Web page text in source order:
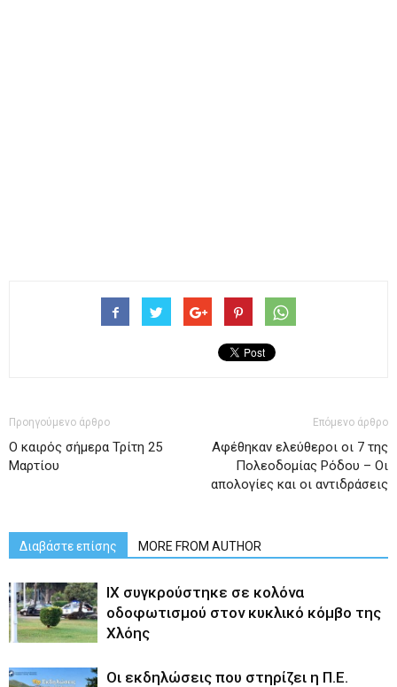
Προηγούμενο άρθρο
Ο καιρός σήμερα Τρίτη 25
Μαρτίου
Επόμενο άρθρο
Αφέθηκαν ελεύθεροι οι 7 της
Πολεοδομίας Ρόδου – Οι
απολογίες και οι αντιδράσεις
Διαβάστε επίσης MORE FROM AUTHOR
ΙΧ συγκρούστηκε σε κολόνα
οδοφωτισμού στον κυκλικό κόμβο της
Χλόης
Οι εκδηλώσεις που στηρίζει η Π.Ε.